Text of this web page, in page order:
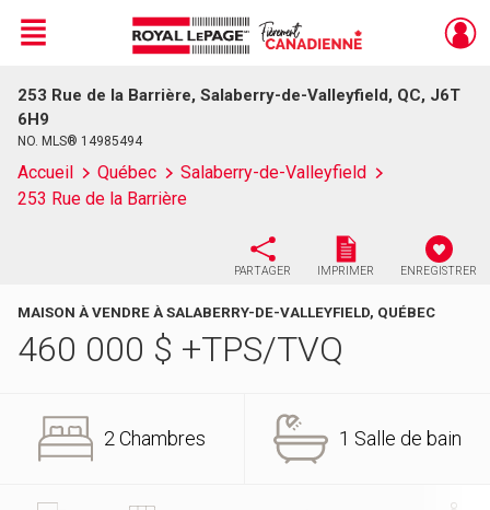
Live
En Direct
Menu
253 Rue de la Barrière, Salaberry-de-Valleyfield, QC, J6T
6H9
NO. MLS® 14985494
Accueil Québec
Salaberry-de-Valleyfield
253 Rue de la Barrière
PARTAGER IMPRIMER ENREGISTRER
MAISON À VENDRE À SALABERRY-DE-VALLEYFIELD, QUÉBEC
460 000 $ +TPS/TVQ
2 Chambres 1 Salle de bain